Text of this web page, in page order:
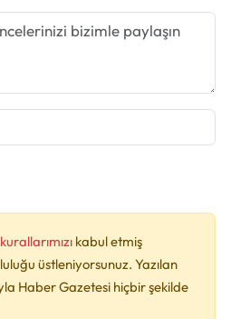
kabul etmiş
üstleniyorsunuz. Yazılan
Haber Gazetesi hiçbir şekilde